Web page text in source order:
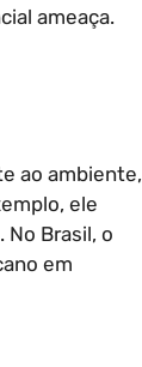
ameaça.
ao ambiente,
ele
Brasil, o
em